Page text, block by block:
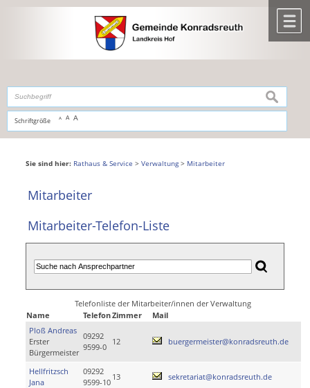
,zur Navigationoderzur Startseitespringen.
Schriftgröße A A A
suchen
Sie sind hier: Rathaus & Service > Verwaltung> Mitarbeiter
Mitarbeiter
Mitarbeiter-Telefon-Liste
Telefonliste der Mitarbeiter/innen der Verwaltung
Name
TelefonZimmer
Mail
Ploß Andreas
Erster
Bürgermeister
09292
9599-0
12 buergermeister@konradsreuth.de
Hellfritzsch
Jana
09292
9599-10
13 sekretariat@konradsreuth.de